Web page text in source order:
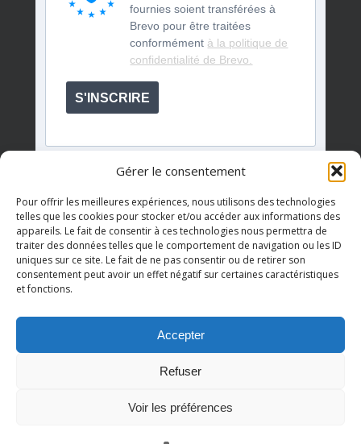
Gérer le consentement
Pour offrir les meilleures expériences, nous utilisons des technologies
telles que les cookies pour stocker et/ou accéder aux informations des
appareils. Le fait de consentir à ces technologies nous permettra de
traiter des données telles que le comportement de navigation ou les ID
uniques sur ce site. Le fait de ne pas consentir ou de retirer son
consentement peut avoir un effet négatif sur certaines caractéristiques
et fonctions.
Accepter
Refuser
Voir les préférences
fournies soient transférées à
Brevo pour être traitées
conformément à la politique de
confidentialité de Brevo.
S'INSCRIRE
Événements à venir
Il n’y a pas d’évènements à venir.
© 2026 AQDR QUÉBEC.